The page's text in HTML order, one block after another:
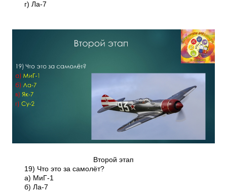
г) Ла-7
Второй этап
19) Что это за самолёт?
а) МиГ-1
б) Ла-7